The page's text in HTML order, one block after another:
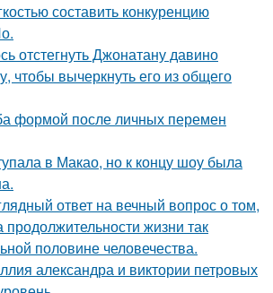
составить конкуренцию
отстегнуть Джонатану давино
чтобы вычеркнуть его из общего
формой после личных перемен
в Макао, но к концу шоу была
ответ на вечный вопрос о том,
продолжительности жизни так
половине человечества.
александра и виктории петровых